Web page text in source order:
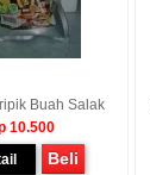
Buah Salak
10.500
Beli